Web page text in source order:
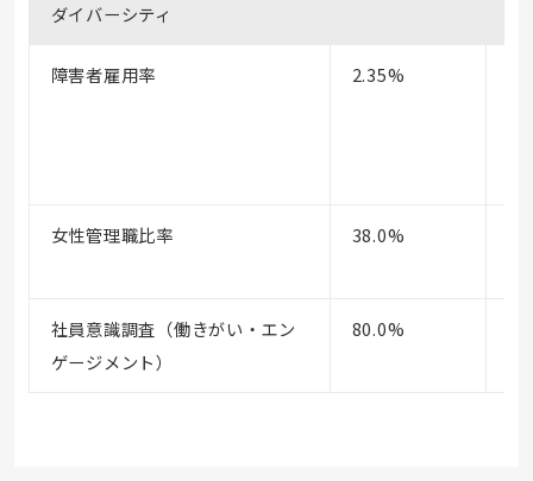
ダイバーシティ
障害者雇用率 2.35%
女性管理職比率 38.0%
社員意識調査（働きがい・エン
ゲージメント）
80.0%